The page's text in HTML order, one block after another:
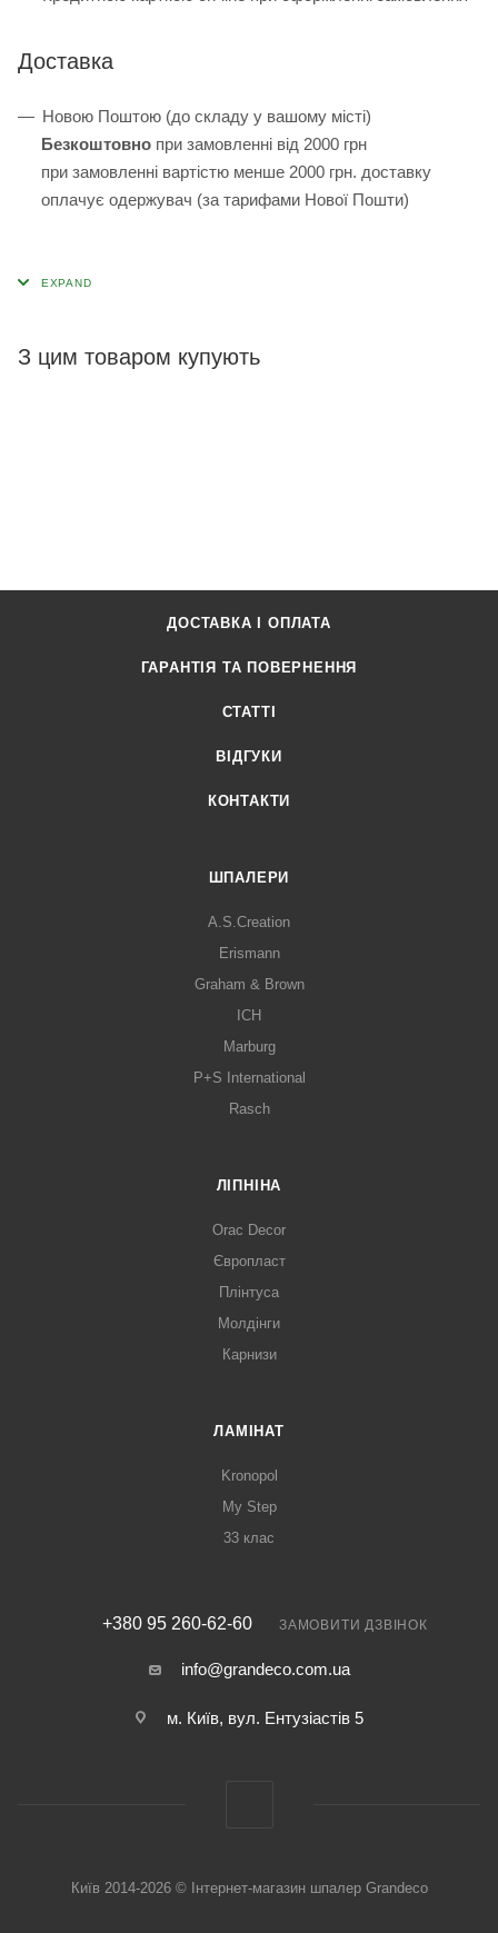
Доставка
Новою Поштою (до складу у вашому місті)
Безкоштовно при замовленні від 2000 грн
при замовленні вартістю менше 2000 грн. доставку
оплачує одержувач (за тарифами Нової Пошти)
З цим товаром купують
ДОСТАВКА І ОПЛАТА
ГАРАНТІЯ ТА ПОВЕРНЕННЯ
СТАТТІ
ВІДГУКИ
КОНТАКТИ
ШПАЛЕРИ
A.S.Creation
Erismann
Graham & Brown
ICH
Marburg
P+S International
Rasch
ЛІПНІНА
Orac Decor
Європласт
Плінтуса
Молдінги
Карнизи
ЛАМІНАТ
Kronopol
My Step
33 клас
+380 95 260-62-60 ЗАМОВИТИ ДЗВІНОК
info@grandeco.com.ua
м. Київ, вул. Ентузіастів 5
Київ 2014-2026 © Інтернет-магазин шпалер Grandeco